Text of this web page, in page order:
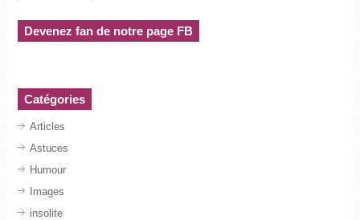
Devenez fan de notre page FB
Catégories
Articles
Astuces
Humour
Images
insolite